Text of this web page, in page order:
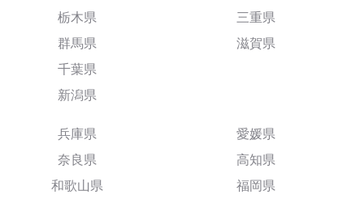
栃木県
群馬県
千葉県
新潟県
三重県
滋賀県
兵庫県
奈良県
和歌山県
愛媛県
高知県
福岡県